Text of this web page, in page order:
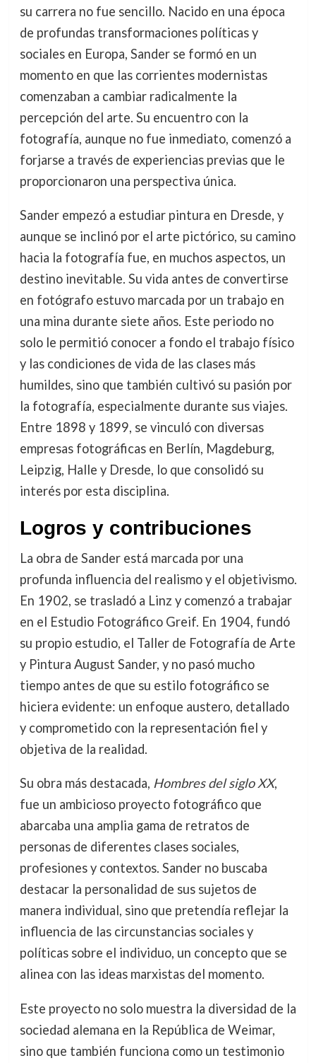
su carrera no fue sencillo. Nacido en una época
de profundas transformaciones políticas y
sociales en Europa, Sander se formó en un
momento en que las corrientes modernistas
comenzaban a cambiar radicalmente la
percepción del arte. Su encuentro con la
fotografía, aunque no fue inmediato, comenzó a
forjarse a través de experiencias previas que le
proporcionaron una perspectiva única.
Sander empezó a estudiar pintura en Dresde, y
aunque se inclinó por el arte pictórico, su camino
hacia la fotografía fue, en muchos aspectos, un
destino inevitable. Su vida antes de convertirse
en fotógrafo estuvo marcada por un trabajo en
una mina durante siete años. Este periodo no
solo le permitió conocer a fondo el trabajo físico
y las condiciones de vida de las clases más
humildes, sino que también cultivó su pasión por
la fotografía, especialmente durante sus viajes.
Entre 1898 y 1899, se vinculó con diversas
empresas fotográficas en Berlín, Magdeburg,
Leipzig, Halle y Dresde, lo que consolidó su
interés por esta disciplina.
Logros y contribuciones
La obra de Sander está marcada por una
profunda influencia del realismo y el objetivismo.
En 1902, se trasladó a Linz y comenzó a trabajar
en el Estudio Fotográfico Greif. En 1904, fundó
su propio estudio, el Taller de Fotografía de Arte
y Pintura August Sander, y no pasó mucho
tiempo antes de que su estilo fotográfico se
hiciera evidente: un enfoque austero, detallado
y comprometido con la representación fiel y
objetiva de la realidad.
Su obra más destacada, Hombres del siglo XX,
fue un ambicioso proyecto fotográfico que
abarcaba una amplia gama de retratos de
personas de diferentes clases sociales,
profesiones y contextos. Sander no buscaba
destacar la personalidad de sus sujetos de
manera individual, sino que pretendía reflejar la
influencia de las circunstancias sociales y
políticas sobre el individuo, un concepto que se
alinea con las ideas marxistas del momento.
Este proyecto no solo muestra la diversidad de la
sociedad alemana en la República de Weimar,
sino que también funciona como un testimonio